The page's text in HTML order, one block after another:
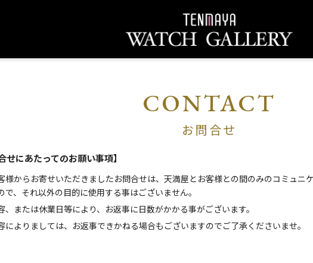
CONTACT
お問合せ
せにあたってのお願い事項】
様からお寄せいただきましたお問合せは、天満屋とお客様との間のみのコミュニ
で、それ以外の目的に使用する事はございません。
、または休業日等により、お返事に日数がかかる事がございます。
によりましては、お返事できかねる場合もございますのでご了承くださいませ。